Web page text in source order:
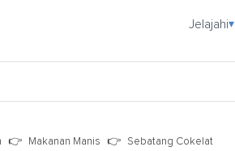
Jelajahi▾
Makanan Manis Sebatang Cokelat